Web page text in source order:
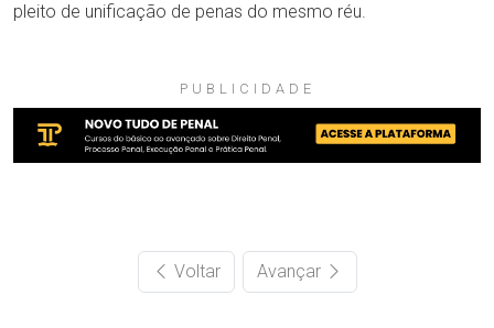
pleito de unificação de penas do mesmo réu.
PUBLICIDADE
Voltar Avançar